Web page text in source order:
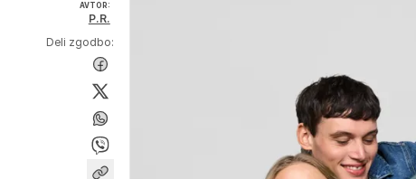
AVTOR:
P.R.
Deli zgodbo: